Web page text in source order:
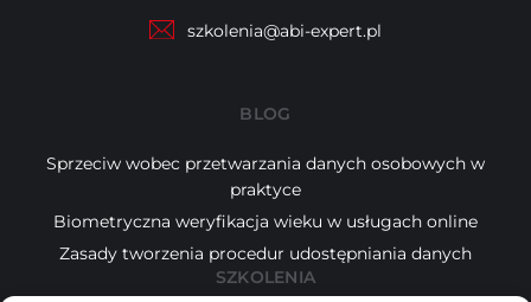
szkolenia@abi-expert.pl
BLOG
Sprzeciw wobec przetwarzania danych osobowych w
praktyce
Biometryczna weryfikacja wieku w usługach online
Zasady tworzenia procedur udostępniania danych
SZKOLENIA